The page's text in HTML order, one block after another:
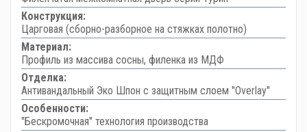
Конструкция:
Царговая (сборно-разборное на стяжках полотно)
Материал:
Профиль из массива сосны, филенка из МДФ
Отделка:
Антивандальный Эко Шпон с защитным слоем "Overlay"
Особенности:
"Бескромочная" технология производства